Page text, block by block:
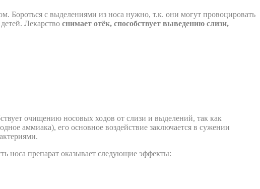
Бороться с выделениями из носа нужно, т.к. они могут провоцировать
Лекарство снимает отёк, способствует выведению слизи,
очищению носовых ходов от слизи и выделений, так как
аммиака), его основное воздействие заключается в сужении
носа препарат оказывает следующие эффекты: